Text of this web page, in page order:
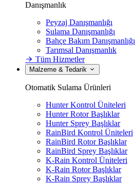
Danışmanlık
Peyzaj Danışmanlığı
Sulama Danışmanlığı
Bahçe Bakım Danışmanlığı
Tarımsal Danışmanlık
Tüm Hizmetler
Malzeme & Tedarik
Otomatik Sulama Ürünleri
Hunter Kontrol Üniteleri
Hunter Rotor Başlıklar
Hunter Sprey Başlıklar
RainBird Kontrol Üniteleri
RainBird Rotor Başlıklar
RainBird Sprey Başlıklar
K-Rain Kontrol Üniteleri
K-Rain Rotor Başlıklar
K-Rain Sprey Başlıklar